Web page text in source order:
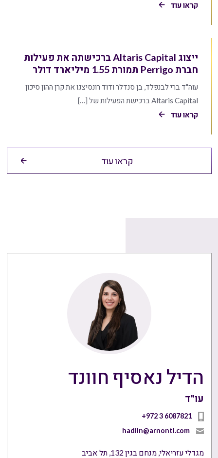
קראו עוד
ייצוג Altaris Capital ברכישתה את פעילות
חברת Perrigo תמורת 1.55 מיליארד דולר
עוה"ד ברי לבנפלד, בן סנדלר ודוד רונסיצגו את קרן ההון סיכון
Altaris Capital ברכישת הפעילות של […]
קראו עוד
קראו עוד
הדיל נאסיף חוונד
עו"ד
+972 3 6087821
hadiln@arnontl.com
מגדלי עזריאלי, מנחם בגין 132, תל אביב